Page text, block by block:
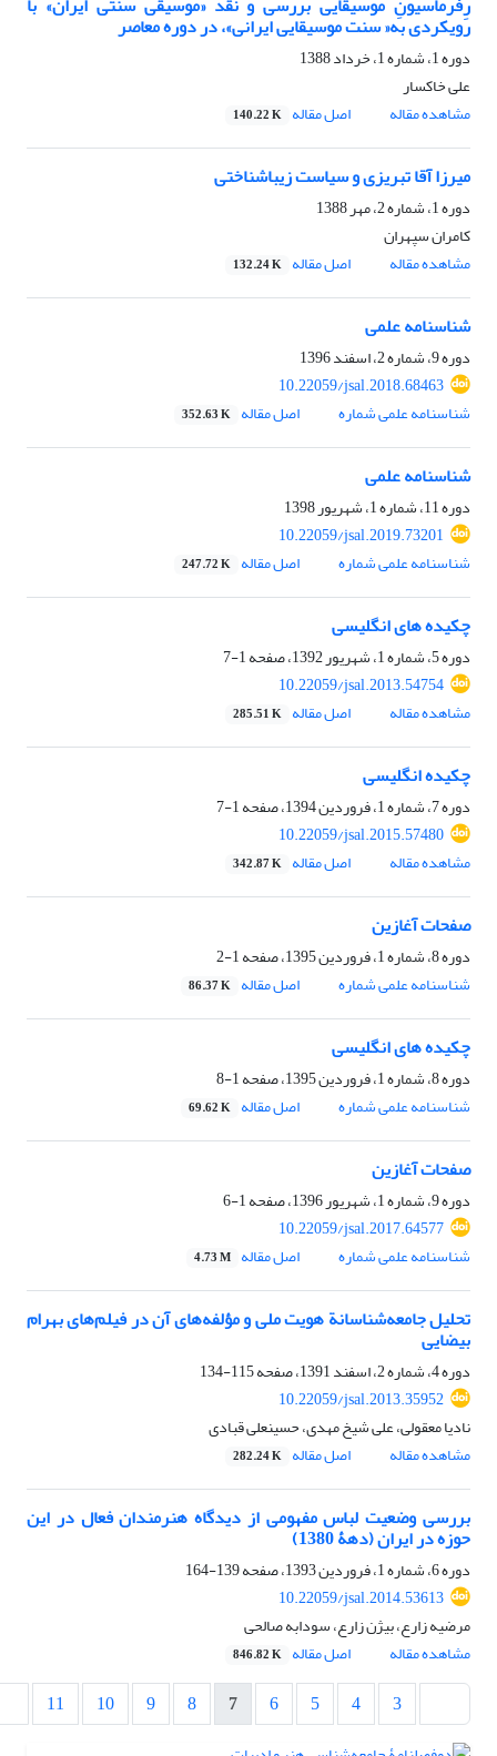
رویکردی به« سنت موسیقایی ایرانی»، در دوره معاصر
دوره 1، شماره 1، خرداد 1388
علی خاکسار
مشاهده مقاله
اصل مقاله 140.22 K
میرزا آقا تبریزی و سیاست زیباشناختی
دوره 1، شماره 2، مهر 1388
کامران سپهران
مشاهده مقاله
اصل مقاله 132.24 K
شناسنامه علمی
دوره 9، شماره 2، اسفند 1396
10.22059/jsal.2018.68463
شناسنامه علمی شماره
اصل مقاله 352.63 K
شناسنامه علمی
دوره 11، شماره 1، شهریور 1398
10.22059/jsal.2019.73201
شناسنامه علمی شماره
اصل مقاله 247.72 K
چکیده های انگلیسی
دوره 5، شماره 1، شهریور 1392، صفحه
1-7
10.22059/jsal.2013.54754
مشاهده مقاله
اصل مقاله 285.51 K
چکیده انگلیسی
دوره 7، شماره 1، فروردین 1394، صفحه
1-7
10.22059/jsal.2015.57480
مشاهده مقاله
اصل مقاله 342.87 K
صفحات آغازین
دوره 8، شماره 1، فروردین 1395، صفحه
1-2
شناسنامه علمی شماره
اصل مقاله 86.37 K
چکیده های انگلیسی
دوره 8، شماره 1، فروردین 1395، صفحه
1-8
شناسنامه علمی شماره
اصل مقاله 69.62 K
صفحات آغازین
دوره 9، شماره 1، شهریور 1396، صفحه
1-6
10.22059/jsal.2017.64577
شناسنامه علمی شماره
اصل مقاله 4.73 M
تحلیل جامعه‌شناسانة هویت ملی و مؤلفه‌های آن در فیلم‌های بهرام
بیضایی
دوره 4، شماره 2، اسفند 1391، صفحه
115-134
10.22059/jsal.2013.35952
نادیا معقولی، علی شیخ مهدی، حسینعلی قبادی
مشاهده مقاله
اصل مقاله 282.24 K
بررسی وضعیت لباس مفهومی از دیدگاه هنرمندان فعال در این
حوزه در ایران (دهۀ 1380)
دوره 6، شماره 1، فروردین 1393، صفحه
139-164
10.22059/jsal.2014.53613
مرضیه زارع، بیژن زارع، سودابه صالحی
مشاهده مقاله
اصل مقاله 846.82 K
3
4
5
6
7
8
9
10
11